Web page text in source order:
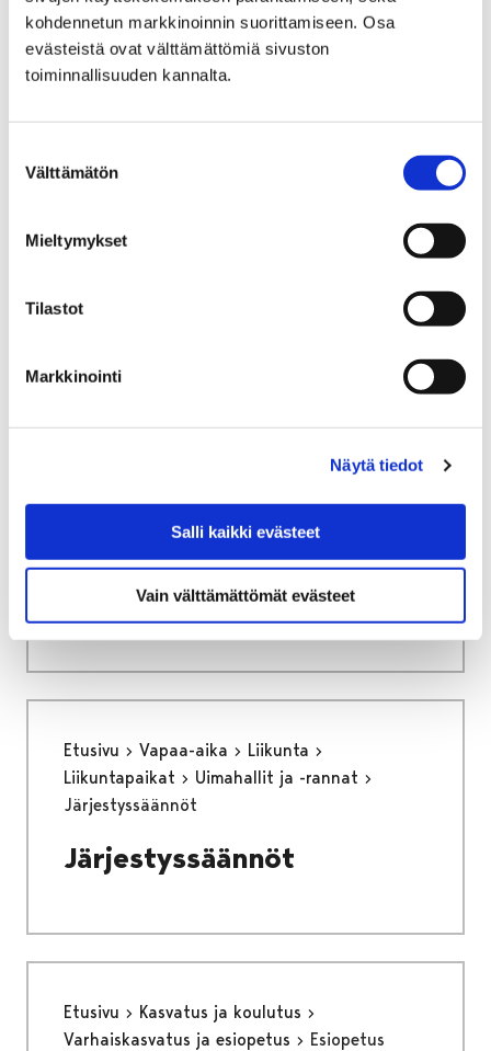
kohdennetun markkinoinnin suorittamiseen. Osa
evästeistä ovat välttämättömiä sivuston
toiminnallisuuden kannalta.
valinta
Välttämätön
Mieltymykset
Tilastot
Markkinointi
Näytä tiedot
Salli kaikki evästeet
Vain välttämättömät evästeet
Porin ympäristöterveydenhuollon
yhteistoiminta-alueella (Pori, Ulvila, Nakkila,
Harjavalta ja Eurajoki) löytöeläimiä
ry.
Etusivu
Luvan hakeminen
Luvan hakeminen
Etusivu Vapaa-aika
Liikunta
Liikuntapaikat
Uimahallit ja -rannat
Järjestyssäännöt
Järjestyssäännöt
Etusivu
Kasvatus ja koulutus
Varhaiskasvatus ja esiopetus
Esiopetus